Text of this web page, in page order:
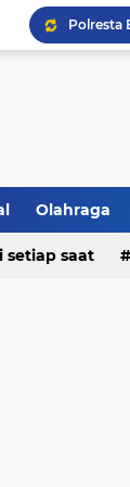
Olahraga
setiap saat